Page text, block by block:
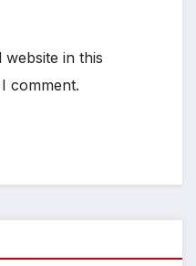
website in this
comment.